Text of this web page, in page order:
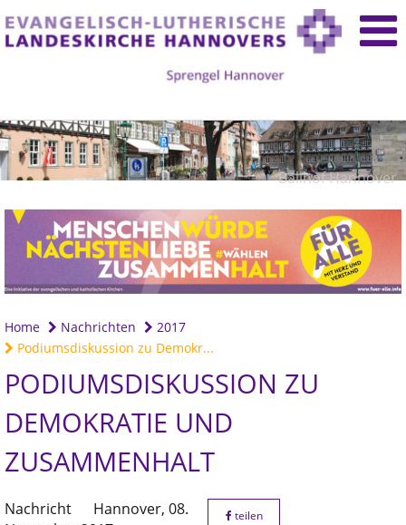
Ballhof Hannover
Home Nachrichten
2017
Podiumsdiskussion zu Demokr...
PODIUMSDISKUSSION ZU
DEMOKRATIE UND
ZUSAMMENHALT
Nachricht Hannover, 08.
teilen